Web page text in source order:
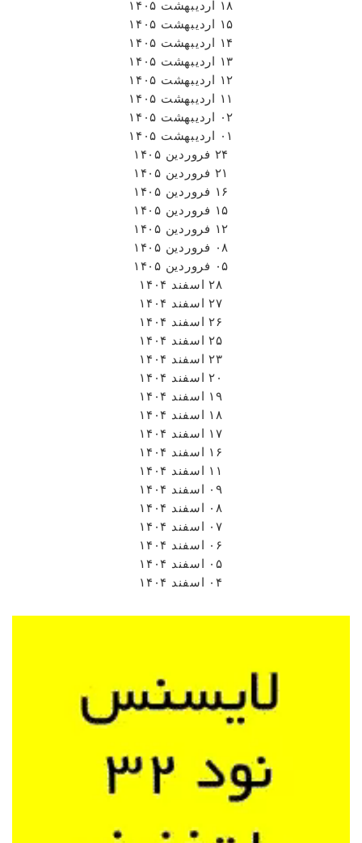
۱۸ اردیبهشت ۱۴۰۵
۱۵ اردیبهشت ۱۴۰۵
۱۴ اردیبهشت ۱۴۰۵
۱۳ اردیبهشت ۱۴۰۵
۱۲ اردیبهشت ۱۴۰۵
۱۱ اردیبهشت ۱۴۰۵
۰۲ اردیبهشت ۱۴۰۵
۰۱ اردیبهشت ۱۴۰۵
۲۴ فروردین ۱۴۰۵
۲۱ فروردین ۱۴۰۵
۱۶ فروردین ۱۴۰۵
۱۵ فروردین ۱۴۰۵
۱۲ فروردین ۱۴۰۵
۰۸ فروردین ۱۴۰۵
۰۵ فروردین ۱۴۰۵
۲۸ اسفند ۱۴۰۴
۲۷ اسفند ۱۴۰۴
۲۶ اسفند ۱۴۰۴
۲۵ اسفند ۱۴۰۴
۲۳ اسفند ۱۴۰۴
۲۰ اسفند ۱۴۰۴
۱۹ اسفند ۱۴۰۴
۱۸ اسفند ۱۴۰۴
۱۷ اسفند ۱۴۰۴
۱۶ اسفند ۱۴۰۴
۱۱ اسفند ۱۴۰۴
۰۹ اسفند ۱۴۰۴
۰۸ اسفند ۱۴۰۴
۰۷ اسفند ۱۴۰۴
۰۶ اسفند ۱۴۰۴
۰۵ اسفند ۱۴۰۴
۰۴ اسفند ۱۴۰۴